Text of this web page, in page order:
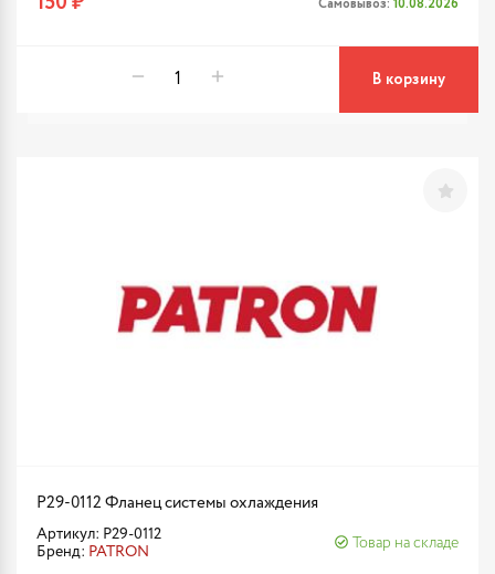
В корзину
P29-0112 Фланец системы охлаждения
Артикул: P29-0112
Бренд: PATRON
Товар на складе